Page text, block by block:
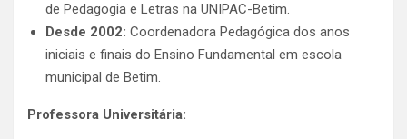
de Pedagogia e Letras na UNIPAC-Betim.
Desde 2002: Coordenadora Pedagógica dos anos
iniciais e finais do Ensino Fundamental em escola
municipal de Betim.
Professora Universitária: